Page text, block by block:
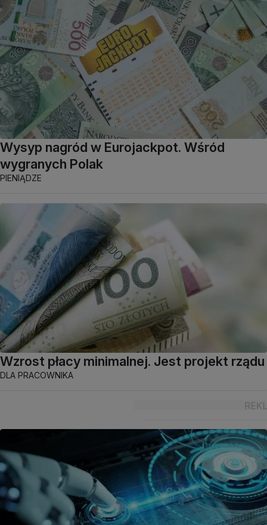
Wysyp nagród w Eurojackpot. Wśród
wygranych Polak
PIENIĄDZE
Wzrost płacy minimalnej. Jest projekt rządu
DLA PRACOWNIKA